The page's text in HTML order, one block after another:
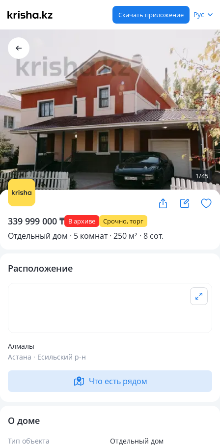
Скачать приложение Рус
1/45
339 999 000 ₸ В архиве Срочно, торг
Отдельный дом · 5 комнат · 250 м² · 8 сот.
Расположение
Алмалы
Астана · Есильский р-н
Что есть рядом
О доме
Тип объекта
Отдельный дом